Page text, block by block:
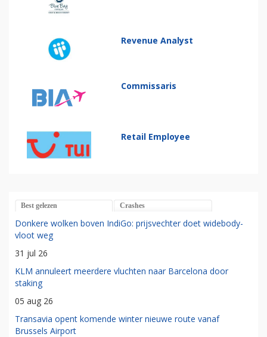
Revenue Analyst
Commissaris
Retail Employee
Best gelezen Crashes
Donkere wolken boven IndiGo: prijsvechter doet widebody-
vloot weg
31 jul 26
KLM annuleert meerdere vluchten naar Barcelona door
staking
05 aug 26
Transavia opent komende winter nieuwe route vanaf
Brussels Airport